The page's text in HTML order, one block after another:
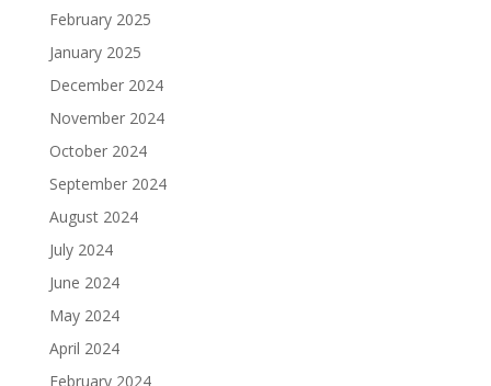
February 2025
January 2025
December 2024
November 2024
October 2024
September 2024
August 2024
July 2024
June 2024
May 2024
April 2024
February 2024